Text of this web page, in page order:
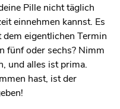
Pille nicht täglich
einnehmen kannst. Es
eigentlichen Termin
fünf oder sechs? Nimm
und alles ist prima.
hast, ist der